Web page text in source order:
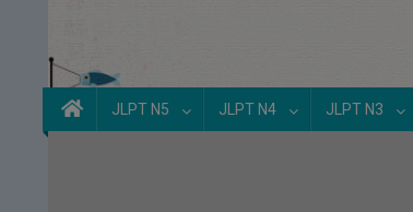
JLPT N5 JLPT N4 JLPT N3